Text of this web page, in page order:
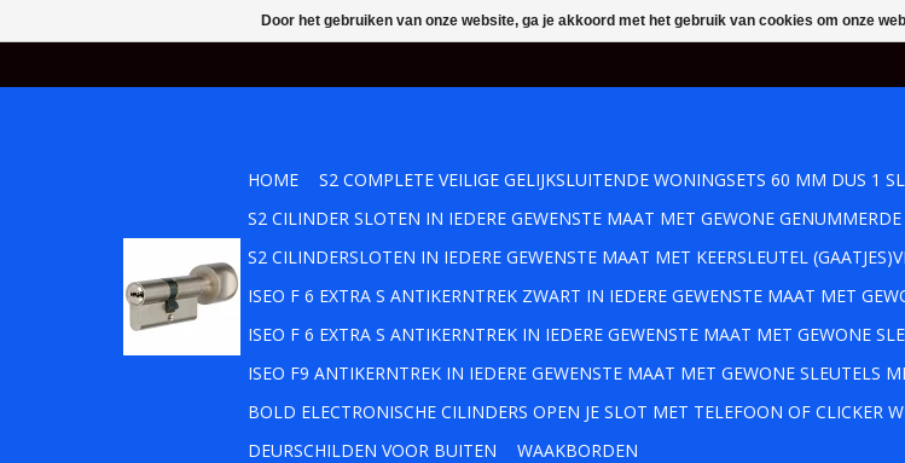
HOME
S2 COMPLETE VEILIGE GELIJKSLUITENDE WONINGSETS 60 MM DUS 1
S2 CILINDER SLOTEN IN IEDERE GEWENSTE MAAT MET GEWONE
S2 CILINDERSLOTEN IN IEDERE GEWENSTE MAAT MET KEERSLEUTEL
ISEO F 6 EXTRA S ANTIKERNTREK ZWART IN IEDERE GEWENSTE MAAT MET
ISEO F 6 EXTRA S ANTIKERNTREK IN IEDERE GEWENSTE MAAT MET GEWONE
ISEO F9 ANTIKERNTREK IN IEDERE GEWENSTE MAAT MET GEWONE SLEUTELS
BOLD ELECTRONISCHE CILINDERS OPEN JE SLOT MET TELEFOON OF CLICKER
DEURSCHILDEN VOOR BUITEN
WAAKBORDEN
Door het gebruiken van onze website, ga je akkoord met het gebruik van cookies om onze